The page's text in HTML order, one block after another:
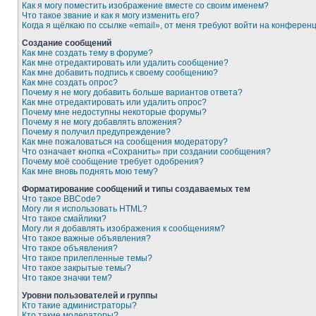
Как я могу поместить изображение вместе со своим именем?
Что такое звание и как я могу изменить его?
Когда я щёлкаю по ссылке «email», от меня требуют войти на
Создание сообщений
Как мне создать тему в форуме?
Как мне отредактировать или удалить сообщение?
Как мне добавить подпись к своему сообщению?
Как мне создать опрос?
Почему я не могу добавить больше вариантов ответа?
Как мне отредактировать или удалить опрос?
Почему мне недоступны некоторые форумы?
Почему я не могу добавлять вложения?
Почему я получил предупреждение?
Как мне пожаловаться на сообщения модератору?
Что означает кнопка «Сохранить» при создании сообщения?
Почему моё сообщение требует одобрения?
Как мне вновь поднять мою тему?
Форматирование сообщений и типы создаваемых тем
Что такое BBCode?
Могу ли я использовать HTML?
Что такое смайлики?
Могу ли я добавлять изображения к сообщениям?
Что такое важные объявления?
Что такое объявления?
Что такое прилепленные темы?
Что такое закрытые темы?
Что такое значки тем?
Уровни пользователей и группы
Кто такие администраторы?